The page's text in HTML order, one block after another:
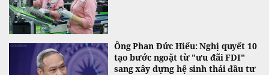
Ông Phan Đức Hiếu: Nghị quyết 10
tạo bước ngoặt từ "ưu đãi FDI"
sang xây dựng hệ sinh thái đầu tư